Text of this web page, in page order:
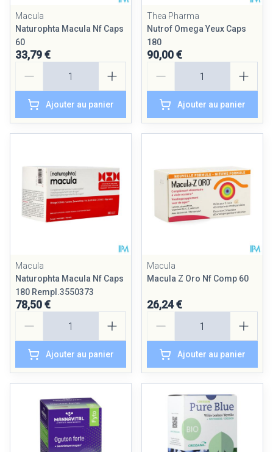
Macula
Naturophta Macula Nf Caps
60
33,79 €
Ajouter au panier
Thea Pharma
Nutrof Omega Yeux Caps
180
90,00 €
Ajouter au panier
Macula
Naturophta Macula Nf Caps
180 Rempl.3550373
78,50 €
Ajouter au panier
Macula
Macula Z Oro Nf Comp 60
26,24 €
Ajouter au panier